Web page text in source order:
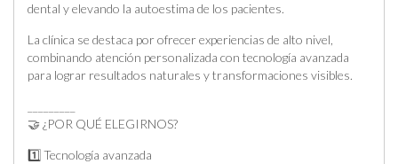
dental y elevando la autoestima de los pacientes.
La clínica se destaca por ofrecer experiencias de alto nivel,
combinando atención personalizada con tecnología avanzada
para lograr resultados naturales y transformaciones visibles.
🤝 ¿POR QUÉ ELEGIRNOS?
1️⃣ Tecnología avanzada